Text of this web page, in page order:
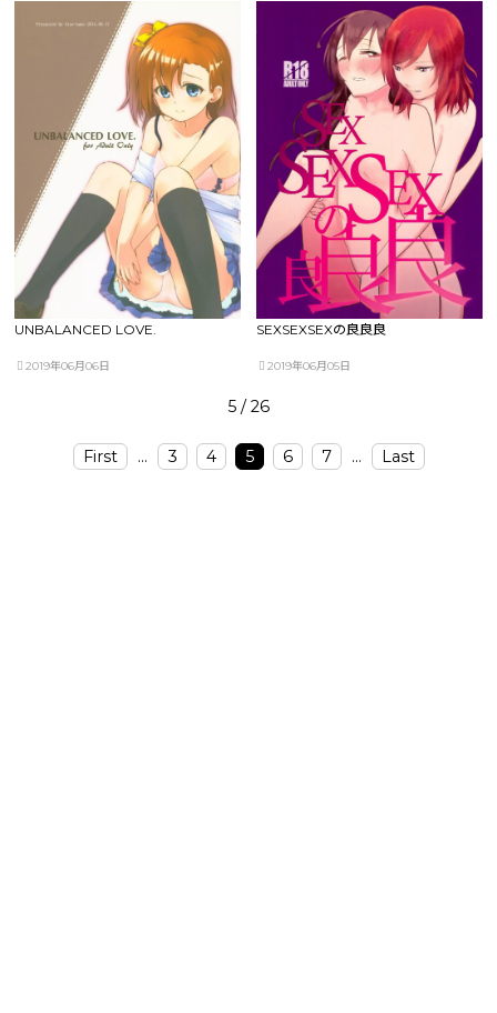
UNBALANCED LOVE.
2019年06月06日
SEXSEXSEXの良良良
2019年06月05日
5 / 26
First ... 3 4 5 6 7 ... Last